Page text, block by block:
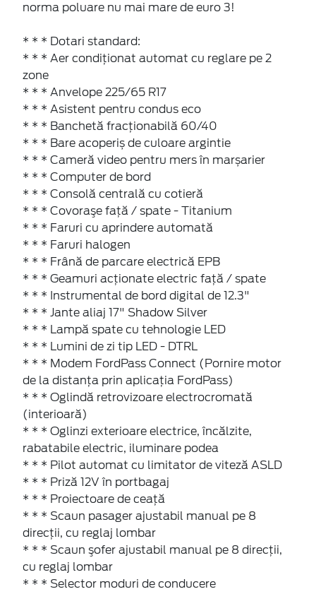
norma poluare nu mai mare de euro 3!
* * * Dotari standard:
* * * Aer condiţionat automat cu reglare pe 2
zone
* * * Anvelope 225/65 R17
* * * Asistent pentru condus eco
* * * Banchetă fracționabilă 60/40
* * * Bare acoperiș de culoare argintie
* * * Cameră video pentru mers în marșarier
* * * Computer de bord
* * * Consolă centrală cu cotieră
* * * Covoraşe faţă / spate - Titanium
* * * Faruri cu aprindere automată
* * * Faruri halogen
* * * Frână de parcare electrică EPB
* * * Geamuri acţionate electric faţă / spate
* * * Instrumental de bord digital de 12.3"
* * * Jante aliaj 17" Shadow Silver
* * * Lampă spate cu tehnologie LED
* * * Lumini de zi tip LED - DTRL
* * * Modem FordPass Connect (Pornire motor
de la distanța prin aplicația FordPass)
* * * Oglindă retrovizoare electrocromată
(interioară)
* * * Oglinzi exterioare electrice, încălzite,
rabatabile electric, iluminare podea
* * * Pilot automat cu limitator de viteză ASLD
* * * Priză 12V în portbagaj
* * * Proiectoare de ceaţă
* * * Scaun pasager ajustabil manual pe 8
direcţii, cu reglaj lombar
* * * Scaun şofer ajustabil manual pe 8 direcţii,
cu reglaj lombar
* * * Selector moduri de conducere